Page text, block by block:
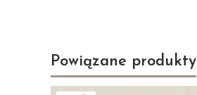
Powiązane produkty